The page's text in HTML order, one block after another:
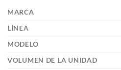
MARCA
LÍNEA
MODELO
VOLUMEN DE LA UNIDAD